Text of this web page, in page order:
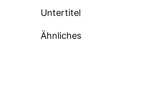
Untertitel
Ähnliches